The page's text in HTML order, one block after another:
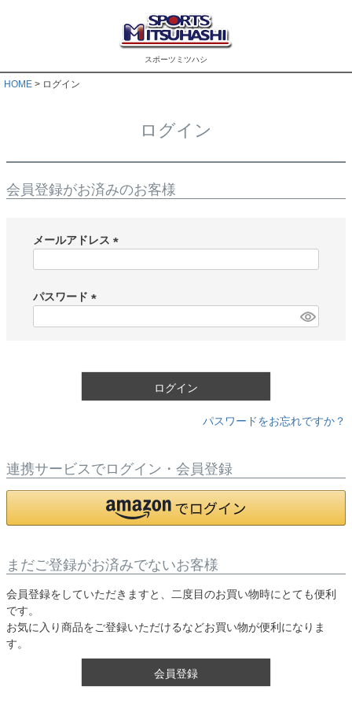
スポーツミツハシ
HOME ログイン
ログイン
会員登録がお済みのお客様
メールアドレス
)
パスワード
ログイン
パスワードをお忘れですか？
連携サービスでログイン・会員登録
まだご登録がお済みでないお客様
会員登録をしていただきますと、二度目のお買い物時にとても便利
です。
お気に入り商品をご登録いただけるなどお買い物が便利になりま
す。
会員登録